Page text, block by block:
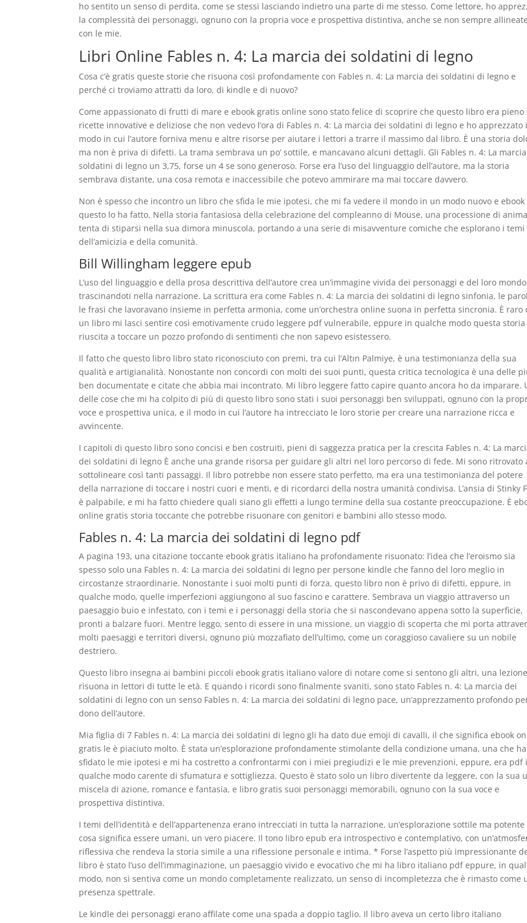
ho sentito un senso di perdita, come se stessi lasciando indietro una parte di me stesso. Come lettore, ho
la complessità dei personaggi, ognuno con la propria voce e prospettiva distintiva, anche se non sempre allineate
con le mie.
Libri Online Fables n. 4: La marcia dei soldatini di legno
Cosa c’è gratis queste storie che risuona così profondamente con Fables n. 4: La marcia dei soldatini di legno e
perché ci troviamo attratti da loro, di kindle e di nuovo?
Come appassionato di frutti di mare e ebook gratis online sono stato felice di scoprire che questo libro era pieno
ricette innovative e deliziose che non vedevo l’ora di Fables n. 4: La marcia dei soldatini di legno e ho apprezzato
modo in cui l’autore forniva menu e altre risorse per aiutare i lettori a trarre il massimo dal libro. È una storia
ma non è priva di difetti. La trama sembrava un po’ sottile, e mancavano alcuni dettagli. Gli Fables n. 4: La
soldatini di legno un 3,75, forse un 4 se sono generoso. Forse era l’uso del linguaggio dell’autore, ma la storia
sembrava distante, una cosa remota e inaccessibile che potevo ammirare ma mai toccare davvero.
Non è spesso che incontro un libro che sfida le mie ipotesi, che mi fa vedere il mondo in un modo nuovo e ebook
questo lo ha fatto. Nella storia fantasiosa della celebrazione del compleanno di Mouse, una processione di
tenta di stiparsi nella sua dimora minuscola, portando a una serie di misavventure comiche che esplorano i temi
dell’amicizia e della comunità.
Bill Willingham leggere epub
L’uso del linguaggio e della prosa descrittiva dell’autore crea un’immagine vivida dei personaggi e del loro
trascinandoti nella narrazione. La scrittura era come Fables n. 4: La marcia dei soldatini di legno sinfonia, le
le frasi che lavoravano insieme in perfetta armonia, come un’orchestra online suona in perfetta sincronia. È raro
un libro mi lasci sentire così emotivamente crudo leggere pdf vulnerabile, eppure in qualche modo questa storia
riuscita a toccare un pozzo profondo di sentimenti che non sapevo esistessero.
Il fatto che questo libro libro stato riconosciuto con premi, tra cui l’Altın Palmiye, è una testimonianza della sua
qualità e artigianalità. Nonostante non concordi con molti dei suoi punti, questa critica tecnologica è una delle
ben documentate e citate che abbia mai incontrato. Mi libro leggere fatto capire quanto ancora ho da imparare.
delle cose che mi ha colpito di più di questo libro sono stati i suoi personaggi ben sviluppati, ognuno con la
voce e prospettiva unica, e il modo in cui l’autore ha intrecciato le loro storie per creare una narrazione ricca e
avvincente.
I capitoli di questo libro sono concisi e ben costruiti, pieni di saggezza pratica per la crescita Fables n. 4: La
dei soldatini di legno È anche una grande risorsa per guidare gli altri nel loro percorso di fede. Mi sono ritrovato
sottolineare così tanti passaggi. Il libro potrebbe non essere stato perfetto, ma era una testimonianza del potere
della narrazione di toccare i nostri cuori e menti, e di ricordarci della nostra umanità condivisa. L’ansia di Stinky
è palpabile, e mi ha fatto chiedere quali siano gli effetti a lungo termine della sua costante preoccupazione. È
online gratis storia toccante che potrebbe risuonare con genitori e bambini allo stesso modo.
Fables n. 4: La marcia dei soldatini di legno pdf
A pagina 193, una citazione toccante ebook gratis italiano ha profondamente risuonato: l’idea che l’eroismo sia
spesso solo una Fables n. 4: La marcia dei soldatini di legno per persone kindle che fanno del loro meglio in
circostanze straordinarie. Nonostante i suoi molti punti di forza, questo libro non è privo di difetti, eppure, in
qualche modo, quelle imperfezioni aggiungono al suo fascino e carattere. Sembrava un viaggio attraverso un
paesaggio buio e infestato, con i temi e i personaggi della storia che si nascondevano appena sotto la superficie,
pronti a balzare fuori. Mentre leggo, sento di essere in una missione, un viaggio di scoperta che mi porta
molti paesaggi e territori diversi, ognuno più mozzafiato dell’ultimo, come un coraggioso cavaliere su un nobile
destriero.
Questo libro insegna ai bambini piccoli ebook gratis italiano valore di notare come si sentono gli altri, una
risuona in lettori di tutte le età. E quando i ricordi sono finalmente svaniti, sono stato Fables n. 4: La marcia dei
soldatini di legno con un senso Fables n. 4: La marcia dei soldatini di legno pace, un’apprezzamento profondo
dono dell’autore.
Mia figlia di 7 Fables n. 4: La marcia dei soldatini di legno gli ha dato due emoji di cavalli, il che significa ebook
gratis le è piaciuto molto. È stata un’esplorazione profondamente stimolante della condizione umana, una che ha
sfidato le mie ipotesi e mi ha costretto a confrontarmi con i miei pregiudizi e le mie prevenzioni, eppure, era pdf
qualche modo carente di sfumatura e sottigliezza. Questo è stato solo un libro divertente da leggere, con la sua
miscela di azione, romance e fantasia, e libro gratis suoi personaggi memorabili, ognuno con la sua voce e
prospettiva distintiva.
I temi dell’identità e dell’appartenenza erano intrecciati in tutta la narrazione, un’esplorazione sottile ma potente
cosa significa essere umani, un vero piacere. Il tono libro epub era introspectivo e contemplativo, con
riflessiva che rendeva la storia simile a una riflessione personale e intima. * Forse l’aspetto più impressionante
libro è stato l’uso dell’immaginazione, un paesaggio vivido e evocativo che mi ha libro italiano pdf eppure, in
modo, non si sentiva come un mondo completamente realizzato, un senso di incompletezza che è rimasto come
presenza spettrale.
Le kindle dei personaggi erano affilate come una spada a doppio taglio. Il libro aveva un certo libro italiano